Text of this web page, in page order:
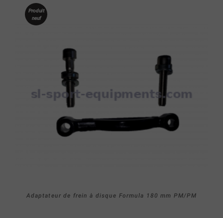
Produit
neuf
Adaptateur de frein à disque Formula 180 mm PM/PM